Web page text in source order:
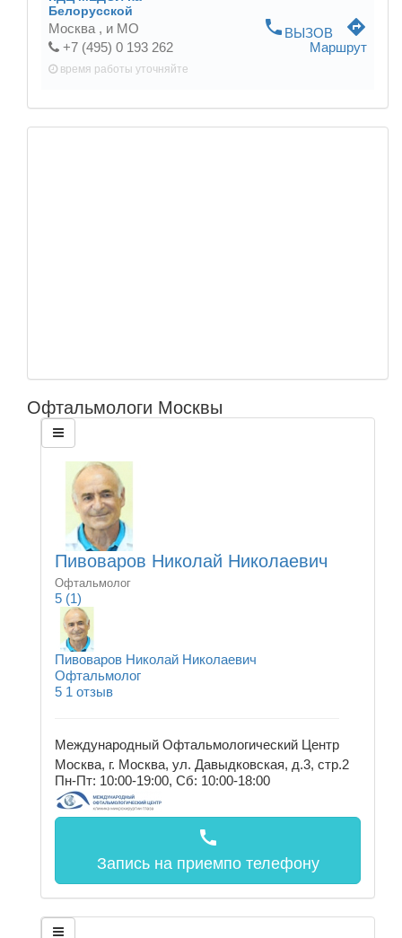
Белорусской
Москва , и МО
+7 (495) 0 193 262
время работы уточняйте
phone ВЫЗОВ directions
Маршрут
Офтальмологи Москвы
Пивоваров Николай Николаевич
Офтальмолог
5 (1)
Пивоваров Николай Николаевич
Офтальмолог
5 1 отзыв
Международный Офтальмологический Центр
Москва, г. Москва, ул. Давыдковская, д.3, стр.2
Пн-Пт: 10:00-19:00, Сб: 10:00-18:00
call
Запись на приемпо телефону